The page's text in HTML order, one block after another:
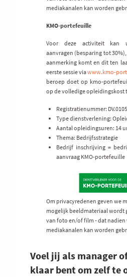
Voel jij als manager
klaar bent om zelf te
mediakanalen kan worden
KMO-portefeuille
Voor deze activiteit kan
aanvragen (besparing tot
aanmerking komt en dit ten
eerste sessie viawww.kmo-
beroep doet op kmo-
op de volledige opleidingskost
Registratienummer:
Type dienstverlening:
Aantal opleidingsuren: 14
Thema: Bedrijfsstrategie
Bedrijf inschrijving =
aanvraag KMO-portefeuille
Om privacyredenen geven we
mogelijk beeldmateriaal wordt
van foto en/of film - dat nadien
mediakanalen kan worden